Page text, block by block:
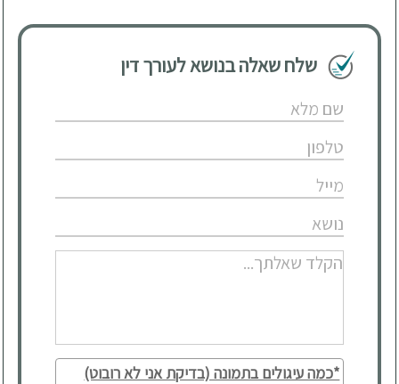
שלח שאלה בנושא לעורך דין
*כמה עיגולים בתמונה (בדיקת אני לא רובוט)